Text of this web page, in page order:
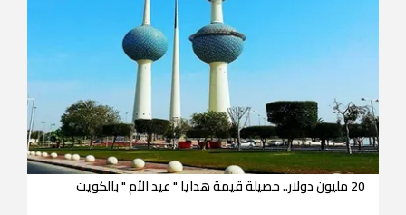
20 مليون دولار.. حصيلة قيمة هدايا " عيد الأم " بالكويت